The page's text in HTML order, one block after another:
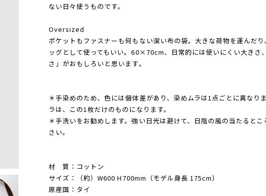
ない日々使うものです。
Oversized
ポケットもファスナーも何もない潔い布の袋。大きな荷物を運んだ
ッグとして使ってもいい。60×70cm、日常的には使いにくい大きさ
さ」がおもしろいと思います。
＊手染めのため、色には個体差があり、染めムラは1点ごとに異なり
ラは、この1枚だけのものになります。
＊手洗いをお勧めします。強い日光は避けて、日陰の風の当たるとこ
さい。
材 質：コットン
サイズ：（約）W600 H700mm（モデル身長 175cm）
原産国：タイ